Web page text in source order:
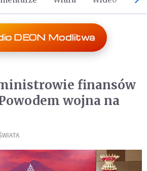
DEON Modlitwa
finansów
wojna na